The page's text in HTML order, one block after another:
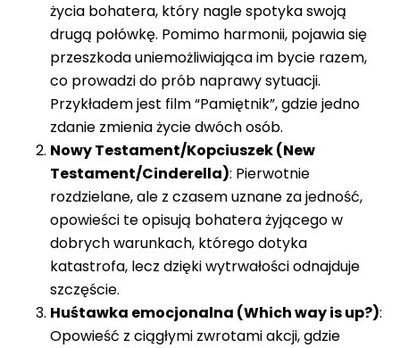
życia bohatera, który nagle spotyka swoją
drugą połówkę. Pomimo harmonii, pojawia się
przeszkoda uniemożliwiająca im bycie razem,
co prowadzi do prób naprawy sytuacji.
Przykładem jest film “Pamiętnik”, gdzie jedno
zdanie zmienia życie dwóch osób.
Nowy Testament/Kopciuszek (New
Testament/Cinderella): Pierwotnie
rozdzielane, ale z czasem uznane za jedność,
opowieści te opisują bohatera żyjącego w
dobrych warunkach, którego dotyka
katastrofa, lecz dzięki wytrwałości odnajduje
szczęście.
Huśtawka emocjonalna (Which way is up?):
Opowieść z ciągłymi zwrotami akcji, gdzie